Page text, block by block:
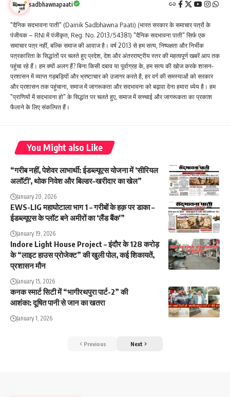
sadbhawnapaati
"दैनिक सदभावना पाती" (Dainik Sadbhawna Paati) (भारत सरकार के समाचार पत्रों के
पंजीयक – RNI में पंजीकृत, Reg. No. 2013/54381) "दैनिक सदभावना पाती" सिर्फ एक
समाचार पत्र नहीं, बल्कि समाज की आवाज है। वर्ष 2013 से हम सत्य, निष्पक्षता और निर्भीक
पत्रकारिता के सिद्धांतों पर चलते हुए प्रदेश, देश और अंतरराष्ट्रीय स्तर की महत्वपूर्ण खबरें आप तक
पहुंचा रहे हैं। हम क्यों अलग हैं? बिना किसी दबाव या पूर्वाग्रह के, हम सत्य की खोज करके शासन-
प्रशासन में व्याप्त गड़बड़ियों और भ्रष्टाचार को उजागर करते है, हर वर्ग की समस्याओं को सरकार
और प्रशासन तक पहुंचाना, समाज में जागरूकता और सदभावना को बढ़ावा देना हमारा ध्येय है। हम
"प्राणियों में सदभावना हो" के सिद्धांत पर चलते हुए, समाज में सच्चाई और जागरूकता का प्रकाश
फैलाने के लिए संकल्पित हैं।
You Might also Like
“गरीब नहीं, पेशेवर लाभार्थी: ईडब्ल्यूएस योजना में ‘सीरियल
अलॉटी’, थोक निवेश और बिल्डर–खरीदार का खेल”
January 20, 2026
EWS-LIG महाघोटाला भाग 1 – गरीबों के हक़ पर डाका –
ईडब्ल्यूएस के प्लॉट बने अमीरों का ‘लैंड बैंक'”
January 19, 2026
Indore Light House Project – इंदौर के 128 करोड़
के “लाइट हाउस प्रोजेक्ट” की खुली पोल, कई शिकायतें,
प्रशासन मौन
January 15, 2026
कनक स्मार्ट सिटी में “भागीरथपुरा पार्ट-2” की
आशंका: दूषित पानी से जान का खतरा
January 1, 2026
Previous Next